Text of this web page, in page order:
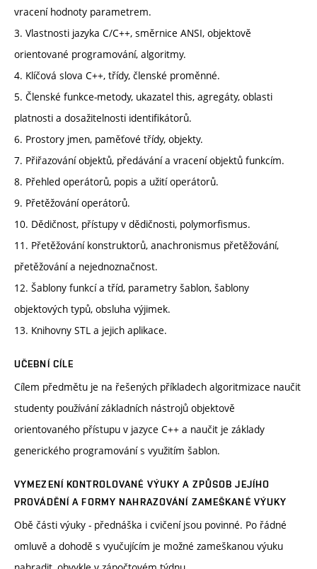
vracení hodnoty parametrem.
3. Vlastnosti jazyka C/C++, směrnice ANSI, objektově
orientované programování, algoritmy.
4. Klíčová slova C++, třídy, členské proměnné.
5. Členské funkce-metody, ukazatel this, agregáty, oblasti
platnosti a dosažitelnosti identifikátorů.
6. Prostory jmen, paměťové třídy, objekty.
7. Přiřazování objektů, předávání a vracení objektů funkcím.
8. Přehled operátorů, popis a užití operátorů.
9. Přetěžování operátorů.
10. Dědičnost, přístupy v dědičnosti, polymorfismus.
11. Přetěžování konstruktorů, anachronismus přetěžování,
přetěžování a nejednoznačnost.
12. Šablony funkcí a tříd, parametry šablon, šablony
objektových typů, obsluha výjimek.
13. Knihovny STL a jejich aplikace.
UČEBNÍ CÍLE
Cílem předmětu je na řešených příkladech algoritmizace naučit
studenty používání základních nástrojů objektově
orientovaného přístupu v jazyce C++ a naučit je základy
generického programování s využitím šablon.
VYMEZENÍ KONTROLOVANÉ VÝUKY A ZPŮSOB JEJÍHO
PROVÁDĚNÍ A FORMY NAHRAZOVÁNÍ ZAMEŠKANÉ VÝUKY
Obě části výuky - přednáška i cvičení jsou povinné. Po řádné
omluvě a dohodě s vyučujícím je možné zameškanou výuku